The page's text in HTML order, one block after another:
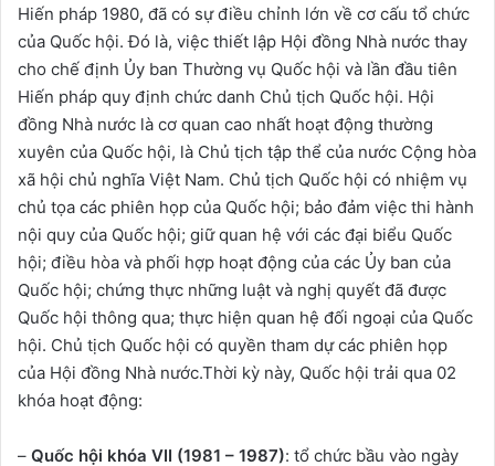
Hiến pháp 1980, đã có sự điều chỉnh lớn về cơ cấu tổ chức
của Quốc hội. Đó là, việc thiết lập Hội đồng Nhà nước thay
cho chế định Ủy ban Thường vụ Quốc hội và lần đầu tiên
Hiến pháp quy định chức danh Chủ tịch Quốc hội. Hội
đồng Nhà nước là cơ quan cao nhất hoạt động thường
xuyên của Quốc hội, là Chủ tịch tập thể của nước Cộng hòa
xã hội chủ nghĩa Việt Nam. Chủ tịch Quốc hội có nhiệm vụ
chủ tọa các phiên họp của Quốc hội; bảo đảm việc thi hành
nội quy của Quốc hội; giữ quan hệ với các đại biểu Quốc
hội; điều hòa và phối hợp hoạt động của các Ủy ban của
Quốc hội; chứng thực những luật và nghị quyết đã được
Quốc hội thông qua; thực hiện quan hệ đối ngoại của Quốc
hội. Chủ tịch Quốc hội có quyền tham dự các phiên họp
của Hội đồng Nhà nước.Thời kỳ này, Quốc hội trải qua 02
khóa hoạt động:
– Quốc hội khóa VII (1981 – 1987): tổ chức bầu vào ngày